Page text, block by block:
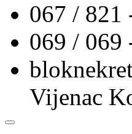
067 / 821
069 / 069
Vijenac